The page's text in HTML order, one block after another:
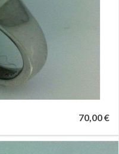
70,00 €